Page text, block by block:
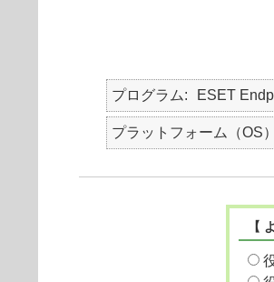
プログラム ESET
プラットフォーム（OS）
【